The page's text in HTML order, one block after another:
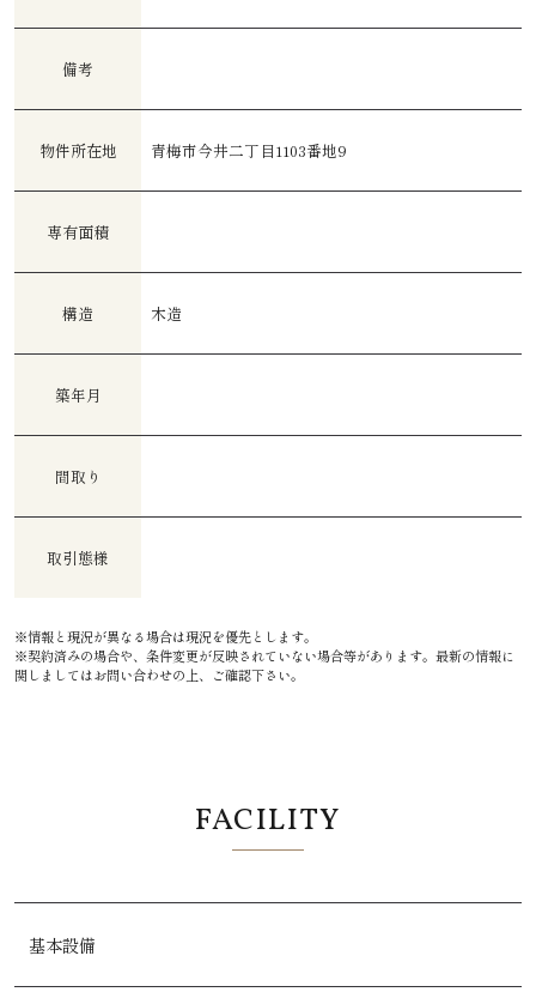
備考
物件所在地 青梅市今井二丁目1103番地9
専有面積
構造 木造
築年月
間取り
取引態様
※情報と現況が異なる場合は現況を優先とします。
※契約済みの場合や、条件変更が反映されていない場合等があります。最新の情報に
関しましてはお問い合わせの上、ご確認下さい。
FACILITY
基本設備